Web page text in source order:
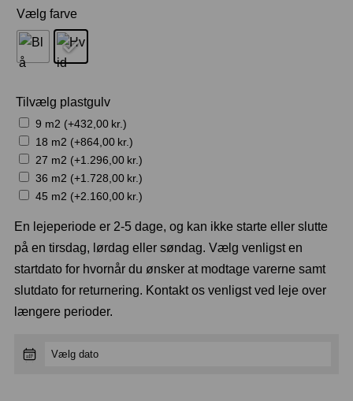
Vælg farve
Tilvælg plastgulv
9 m2 (+432,00 kr.)
18 m2 (+864,00 kr.)
27 m2 (+1.296,00 kr.)
36 m2 (+1.728,00 kr.)
45 m2 (+2.160,00 kr.)
En lejeperiode er 2-5 dage, og kan ikke starte eller slutte
på en tirsdag, lørdag eller søndag. Vælg venligst en
startdato for hvornår du ønsker at modtage varerne samt
slutdato for returnering. Kontakt os venligst ved leje over
længere perioder.